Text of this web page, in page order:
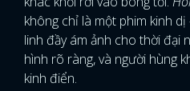
không chỉ là một phim kinh
linh đầy ám ảnh cho thời đại
hình rõ ràng, và người hùng
kinh điển.